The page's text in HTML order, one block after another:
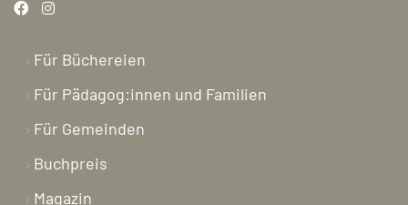
Für Büchereien
Für Pädagog:innen und Familien
Für Gemeinden
Buchpreis
Magazin